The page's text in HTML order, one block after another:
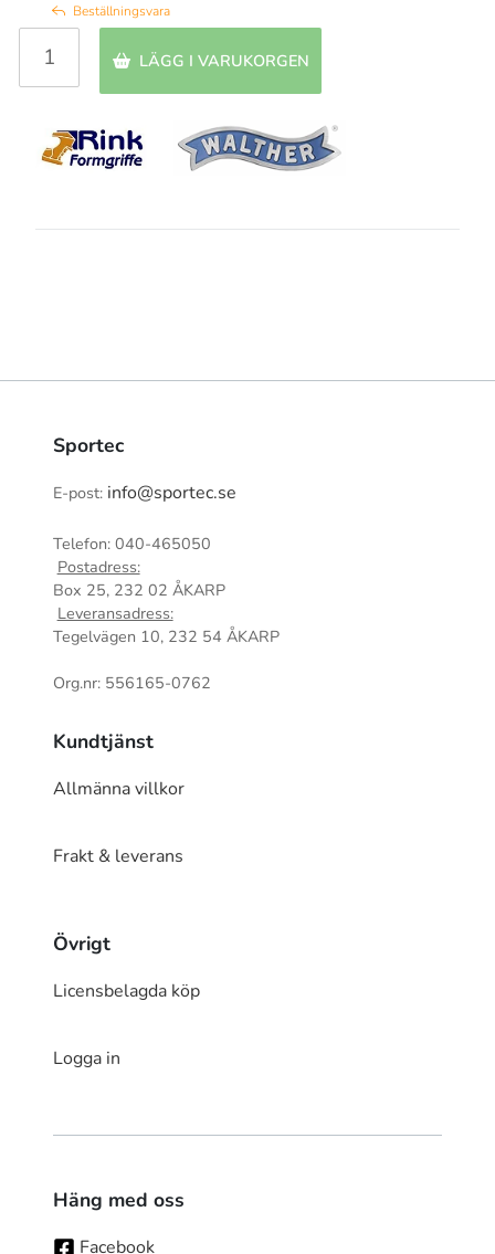
Beställningsvara
LÄGG I VARUKORGEN
Sportec
E-post: info@sportec.se
Telefon: 040-465050
Postadress:
Box 25, 232 02 ÅKARP
Leveransadress:
Tegelvägen 10, 232 54 ÅKARP
Org.nr: 556165-0762
Kundtjänst
Allmänna villkor
Frakt & leverans
Övrigt
Licensbelagda köp
Logga in
Häng med oss
Facebook